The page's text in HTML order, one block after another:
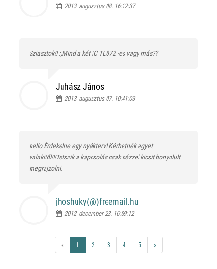
2013. augusztus 08. 16:12:37
Sziasztok!! :)Mind a két IC TL072 -es vagy más??
Juhász János
2013. augusztus 07. 10:41:03
hello Érdekelne egy nyákterv! Kérhetnék egyet
valakitől!!!Tetszik a kapcsolás csak kézzel kicsit bonyolult
megrajzolni.
jhoshuky(@)freemail.hu
2012. december 23. 16:59:12
« 1 2 3 4 5 »